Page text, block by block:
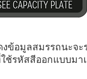
ข้อมูลสมรรถนะจ
ช้รหัสสีออกแบบมา